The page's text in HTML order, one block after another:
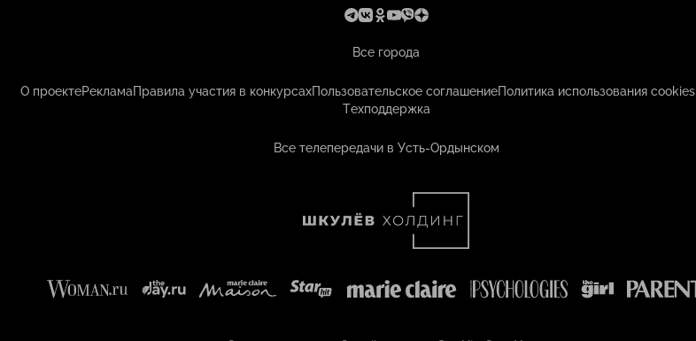
Все города
О проектеРекламаПравила участия в конкурсахПользовательское соглашениеПолитика использования cookies
Техподдержка
Все телепередачи в Усть-Ордынском